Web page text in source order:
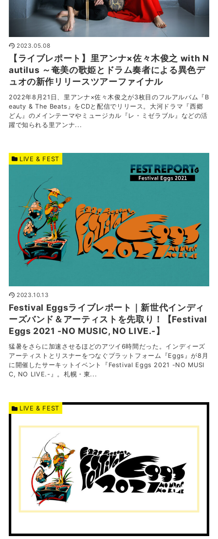
2023.05.08
【ライブレポート】里アンナ×佐々木俊之 with N
autilus ～奄美の歌姫とドラム奏者による異色デ
ュオの新作リリースツアーファイナル
2022年8月21日、里アンナ×佐々木俊之が3枚目のフルアルバム『B
eauty & The Beats』をCDと配信でリリース。大河ドラマ『西郷
どん』のメインテーマやミュージカル『レ・ミゼラブル』などの活
躍で知られる里アンナ...
2023.10.13
Festival Eggsライブレポート｜新世代インディ
ーズバンド＆アーティストを先取り！【Festival
Eggs 2021 -NO MUSIC, NO LIVE.-】
猛暑をさらに加速させるほどのアツイ6時間だった。インディーズ
アーティストとリスナーをつなぐプラットフォーム『Eggs』が8月
に開催したサーキットイベント『Festival Eggs 2021 -NO MUSI
C, NO LIVE.-』。札幌・東...
LIVE & FEST
LIVE & FEST